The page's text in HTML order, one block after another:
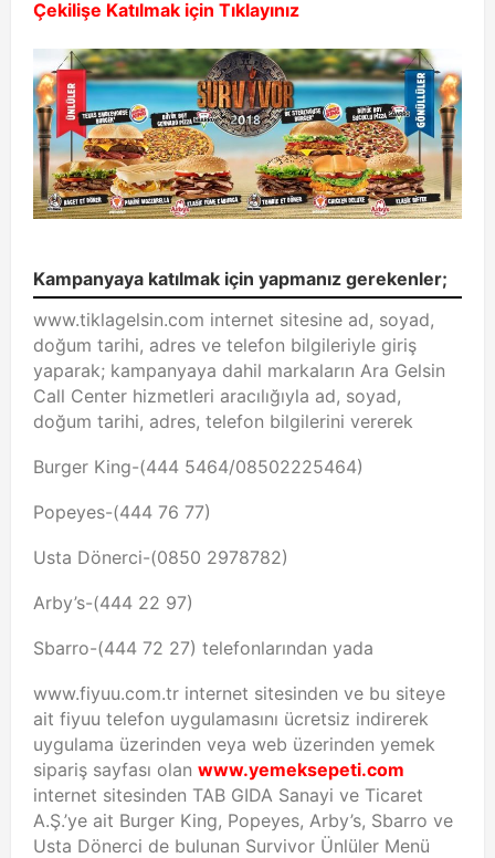
Çekilişe Katılmak için Tıklayınız
Kampanyaya katılmak için yapmanız gerekenler;
www.tiklagelsin.com internet sitesine ad, soyad,
doğum tarihi, adres ve telefon bilgileriyle giriş
yaparak; kampanyaya dahil markaların Ara Gelsin
Call Center hizmetleri aracılığıyla ad, soyad,
doğum tarihi, adres, telefon bilgilerini vererek
Burger King-(444 5464/08502225464)
Popeyes-(444 76 77)
Usta Dönerci-(0850 2978782)
Arby’s-(444 22 97)
Sbarro-(444 72 27) telefonlarından yada
www.fiyuu.com.tr internet sitesinden ve bu siteye
ait fiyuu telefon uygulamasını ücretsiz indirerek
uygulama üzerinden veya web üzerinden yemek
sipariş sayfası olan www.yemeksepeti.com
internet sitesinden TAB GIDA Sanayi ve Ticaret
A.Ş.’ye ait Burger King, Popeyes, Arby’s, Sbarro ve
Usta Dönerci de bulunan Survivor Ünlüler Menü